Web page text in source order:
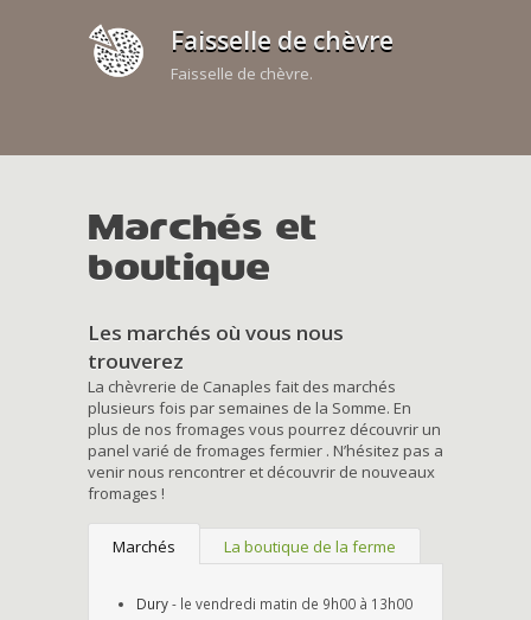
Faisselle de chèvre
Faisselle de chèvre.
Marchés et
boutique
Les marchés où vous nous
trouverez
La chèvrerie de Canaples fait des marchés
plusieurs fois par semaines de la Somme. En
plus de nos fromages vous pourrez découvrir un
panel varié de fromages fermier . N’hésitez pas a
venir nous rencontrer et découvrir de nouveaux
fromages !
Marchés La boutique de la ferme
Dury- le vendredi matin de 9h00 à 13h00